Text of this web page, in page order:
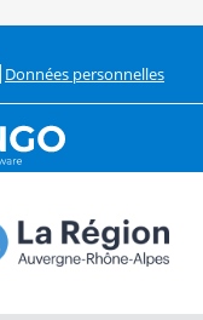
Données personnelles